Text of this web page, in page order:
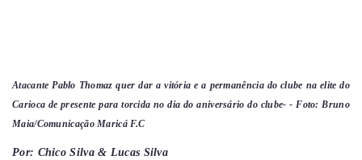
Atacante Pablo Thomaz quer dar a vitória e a permanência do clube na elite do
Carioca de presente para torcida no dia do aniversário do clube- - Foto: Bruno
Maia/Comunicação Maricá F.C
Por: Chico Silva & Lucas Silva